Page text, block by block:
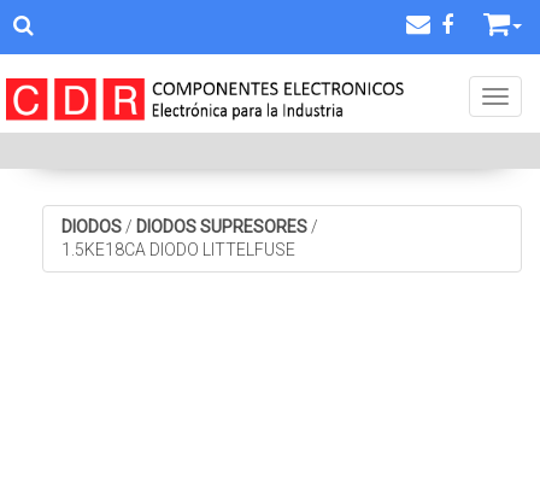
DIODOS / DIODOS SUPRESORES /
1.5KE18CA DIODO LITTELFUSE